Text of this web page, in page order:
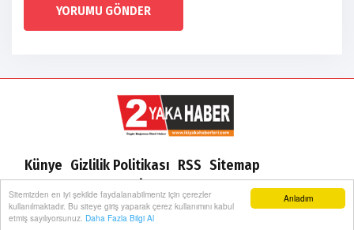
Anladım
Sitemizden en iyi şekilde faydalanabilmeniz için çerezler
kullanılmaktadır. Bu siteye giriş yaparak çerez kullanımını kabul
etmiş sayılıyorsunuz. Daha Fazla Bilgi Al
YORUMU GÖNDER
Künye Gizlilik Politikası RSS Sitemap